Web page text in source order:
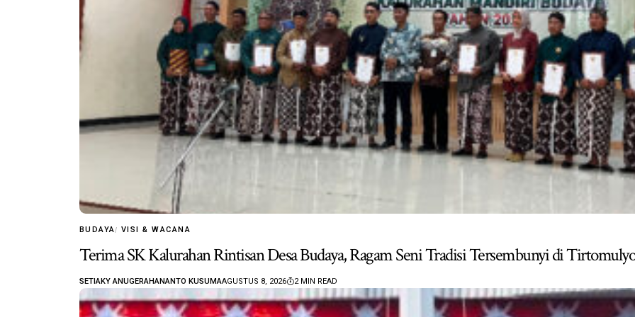
BUDAYA VISI & WACANA
Terima SK Kalurahan Rintisan Desa Budaya, Ragam Seni Tradisi Tersembunyi di Tirtomulyo
SETIAKY ANUGERAHANANTO KUSUMAAGUSTUS 8, 2026 2 MIN READ